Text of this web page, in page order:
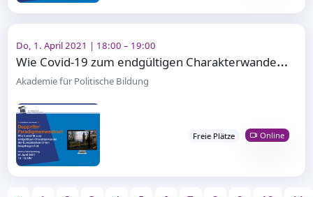
Do, 1. April 2021 | 18:00 – 19:00
W
ie Covid-19 zum endgültigen Charakterwandel der EU beigetragen hat
Akademie für Politische Bildung
Freie Plätze Online